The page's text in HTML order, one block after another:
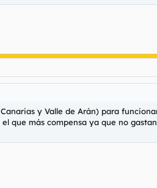
y Valle de Arán) para
que más compensa ya que no